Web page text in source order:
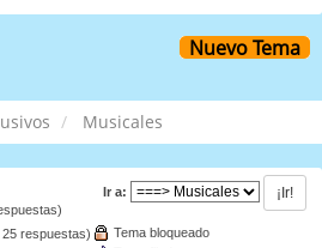
Nuevo Tema
Musicales
Ir a:
respuestas)
Tema bloqueado